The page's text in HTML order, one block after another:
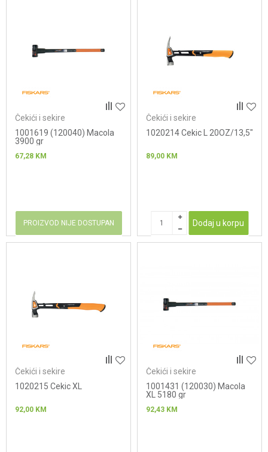
Čekići i sekire
1001619 (120040) Macola
3900 gr
67,28 KM
PROIZVOD NIJE DOSTUPAN
Čekići i sekire
1020214 Cekic L 20OZ/13,5"
89,00 KM
Dodaj u korpu
Čekići i sekire
1020215 Cekic XL
92,00 KM
Čekići i sekire
1001431 (120030) Macola
XL 5180 gr
92,43 KM